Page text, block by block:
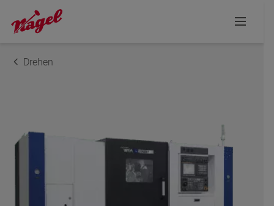
DER NÄCHSTE SCHRITT ZUR INDIVIDUELLEN
Name
E-Mail-Adresse
Drehen